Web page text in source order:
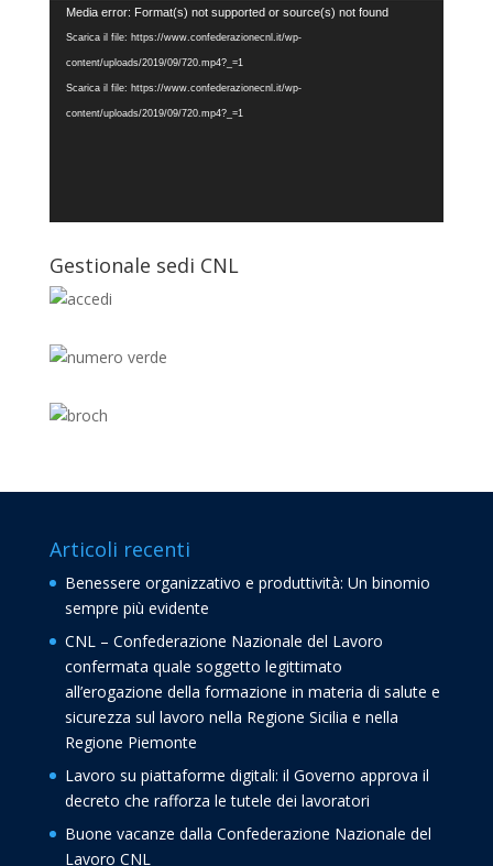
Video
Player
Media error: Format(s) not supported or source(s) not found
Scarica il file: https://www.confederazionecnl.it/wp-
content/uploads/2019/09/720.mp4?_=1
Scarica il file: https://www.confederazionecnl.it/wp-
content/uploads/2019/09/720.mp4?_=1
Gestionale sedi CNL
Articoli recenti
Benessere organizzativo e produttività: Un binomio
sempre più evidente
CNL – Confederazione Nazionale del Lavoro
confermata quale soggetto legittimato
all’erogazione della formazione in materia di salute e
sicurezza sul lavoro nella Regione Sicilia e nella
Regione Piemonte
Lavoro su piattaforme digitali: il Governo approva il
decreto che rafforza le tutele dei lavoratori
Buone vacanze dalla Confederazione Nazionale del
Lavoro CNL